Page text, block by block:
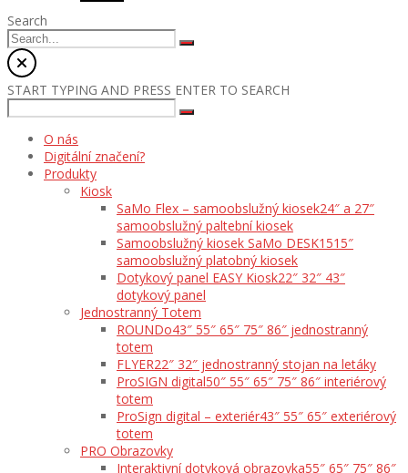
Search
START TYPING AND PRESS ENTER TO SEARCH
O nás
Digitální značení?
Produkty
Kiosk
SaMo Flex – samoobslužný kiosek24″ a 27″
samoobslužný paltební kiosek
Samoobslužný kiosek SaMo DESK1515″
samoobslužný platobný kiosek
Dotykový panel EASY Kiosk22″ 32″ 43″
dotykový panel
Jednostranný Totem
ROUNDo43″ 55″ 65″ 75″ 86″ jednostranný
totem
FLYER22″ 32″ jednostranný stojan na letáky
ProSIGN digital50″ 55″ 65″ 75″ 86″ interiérový
totem
ProSign digital – exteriér43″ 55″ 65″ exteriérový
totem
PRO Obrazovky
Interaktivní dotyková obrazovka55″ 65″ 75″ 86″